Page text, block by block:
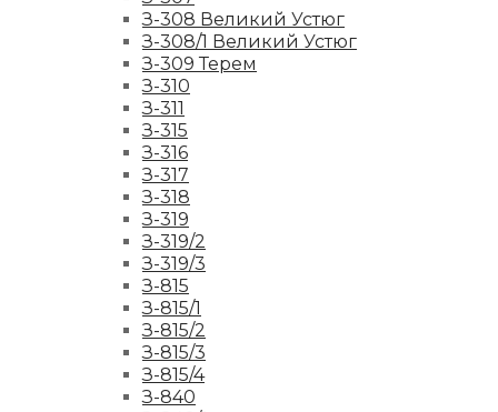
З-308 Великий Устюг
З-308/1 Великий Устюг
З-309 Терем
З-310
З-311
З-315
З-316
З-317
З-318
З-319
З-319/2
З-319/3
З-815
З-815/1
З-815/2
З-815/3
З-815/4
З-840